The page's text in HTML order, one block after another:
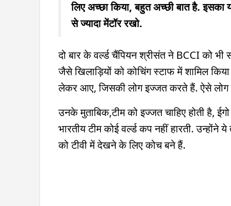
लिए अच्छा किया, बहुत अच्छी बात है.
से ज्यादा मेंटॉर रखो.
दो बार के वर्ल्ड चैंपियन श्रीसंत ने BCCI को
जैसे खिलाड़ियों को कोचिंग स्टाफ में शामिल
लेकर आए, जिसकी लोग इज्जत करते हैं. ऐसे लोग
उनके मुताबिक,टीम को इज्जत चाहिए होती है,
भारतीय टीम कोई वर्ल्ड कप नहीं हारती.
को टीवी में देखने के लिए कोच बने हैं.